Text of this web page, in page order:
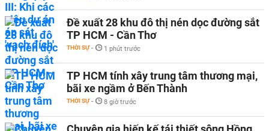
Đề xuất 28 khu đô thị nén dọc đường sắt
TP HCM - Cần Thơ
THỜI SỰ - 1 phút trước
TP HCM tính xây trung tâm thương mại,
bãi xe ngầm ở Bến Thành
THỜI SỰ - 8 giờ trước